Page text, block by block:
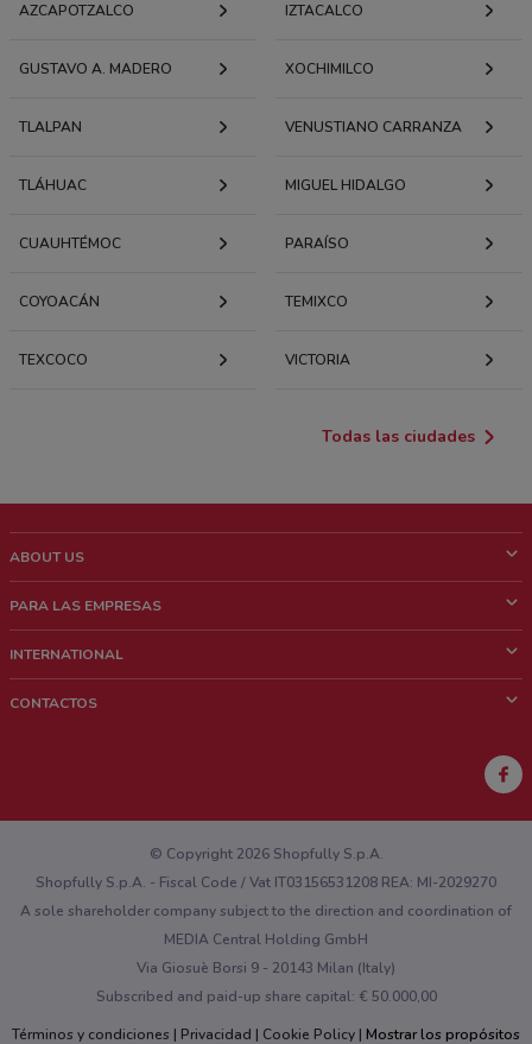
AZCAPOTZALCO IZTACALCO
GUSTAVO A. MADERO XOCHIMILCO
TLALPAN VENUSTIANO CARRANZA
TLÁHUAC MIGUEL HIDALGO
CUAUHTÉMOC PARAÍSO
COYOACÁN TEMIXCO
TEXCOCO VICTORIA
Todas las ciudades
ABOUT US
¿Quiénes Somos?
Trabaja con nosotros
PARA LAS EMPRESAS
Contacto comercial
INTERNATIONAL
CONTACTOS
¿Encontraste un problema en la web o en la aplicación?
© Copyright 2026 Shopfully S.p.A.
Shopfully S.p.A. - Fiscal Code / Vat IT03156531208 REA: MI-2029270
A sole shareholder company subject to the direction and coordination of
MEDIA Central Holding GmbH
Via Giosuè Borsi 9 - 20143 Milan (Italy)
Subscribed and paid-up share capital: € 50.000,00
Términos y condiciones
Privacidad Cookie Policy Mostrar los propósitos